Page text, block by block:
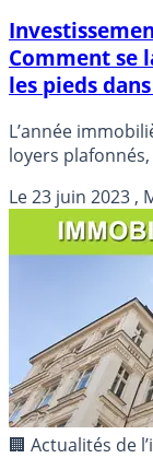
Comment se
les pieds
L’année
loyers
faire assister
immobilier.
Le23 juin 2023 ,
🏢 Actualités de